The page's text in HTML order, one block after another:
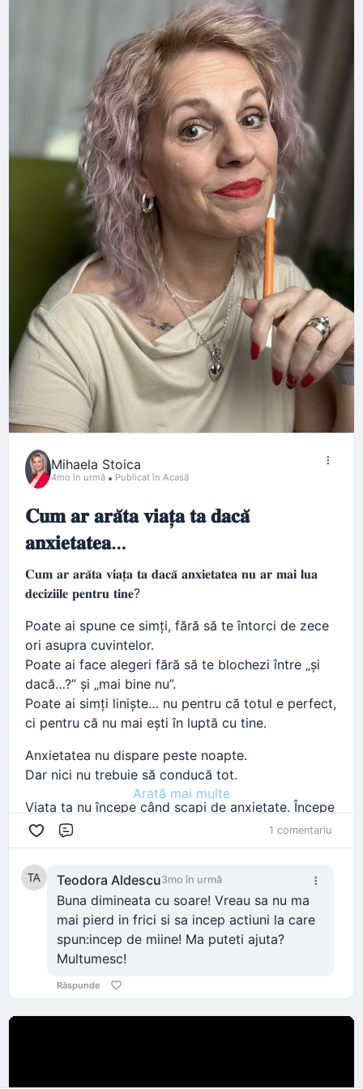
#resetpentrusuflet #psihoterapeut
#coach
#recunostinta #mentor
Mihaela Stoica
4mo în urmă Publicat în Acasă
𝐂𝐮𝐦 𝐚𝐫 𝐚𝐫𝐚̆𝐭𝐚 𝐯𝐢𝐚𝐭̦𝐚 𝐭𝐚 𝐝𝐚𝐜𝐚̆
𝐚𝐧𝐱𝐢𝐞𝐭𝐚𝐭𝐞𝐚…
𝐂𝐮𝐦 𝐚𝐫 𝐚𝐫𝐚̆𝐭𝐚 𝐯𝐢𝐚𝐭̦𝐚 𝐭𝐚 𝐝𝐚𝐜𝐚̆ 𝐚𝐧𝐱𝐢𝐞𝐭𝐚𝐭𝐞𝐚 𝐧𝐮 𝐚𝐫 𝐦𝐚𝐢 𝐥𝐮𝐚
𝐝𝐞𝐜𝐢𝐳𝐢𝐢𝐥𝐞 𝐩𝐞𝐧𝐭𝐫𝐮 𝐭𝐢𝐧𝐞?
Poate ai spune ce simți, fără să te întorci de zece
ori asupra cuvintelor.
Poate ai face alegeri fără să te blochezi între „și
dacă…?” și „mai bine nu”.
Poate ai simți liniște… nu pentru că totul e perfect,
ci pentru că nu mai ești în luptă cu tine.
Anxietatea nu dispare peste noapte.
Dar nici nu trebuie să conducă tot.
Viața ta nu începe când scapi de anxietate. Începe
când nu te mai pierzi în ea.
mi.
Mihaela
#anxietate #spirituality #resetpentrusuflet
#psiholog
Arată mai multe
1 comentariu
Teodora Aldescu3mo în urmă
Buna dimineata cu soare! Vreau sa nu ma
mai pierd in frici si sa incep actiuni la care
spun:incep de miine! Ma puteti ajuta?
Multumesc!
Răspunde